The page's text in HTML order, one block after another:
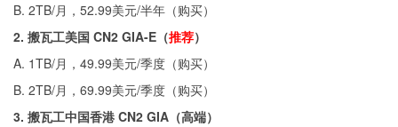
B. 2TB/月，52.99美元/半年（购买）
2. 搬瓦工美国 CN2 GIA-E（推荐）
A. 1TB/月，49.99美元/季度（购买）
B. 2TB/月，69.99美元/季度（购买）
3. 搬瓦工中国香港 CN2 GIA（高端）